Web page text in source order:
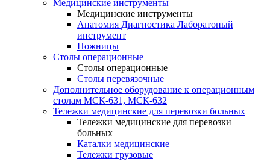
Медицинские инструменты
Медицинские инструменты
Анатомия Диагностика Лаборатоный
инструмент
Ножницы
Столы операционные
Столы операционные
Столы перевязочные
Дополнительное оборудование к операционным
столам МСК-631, МСК-632
Тележки медицинские для перевозки больных
Тележки медицинские для перевозки
больных
Каталки медицинские
Тележки грузовые